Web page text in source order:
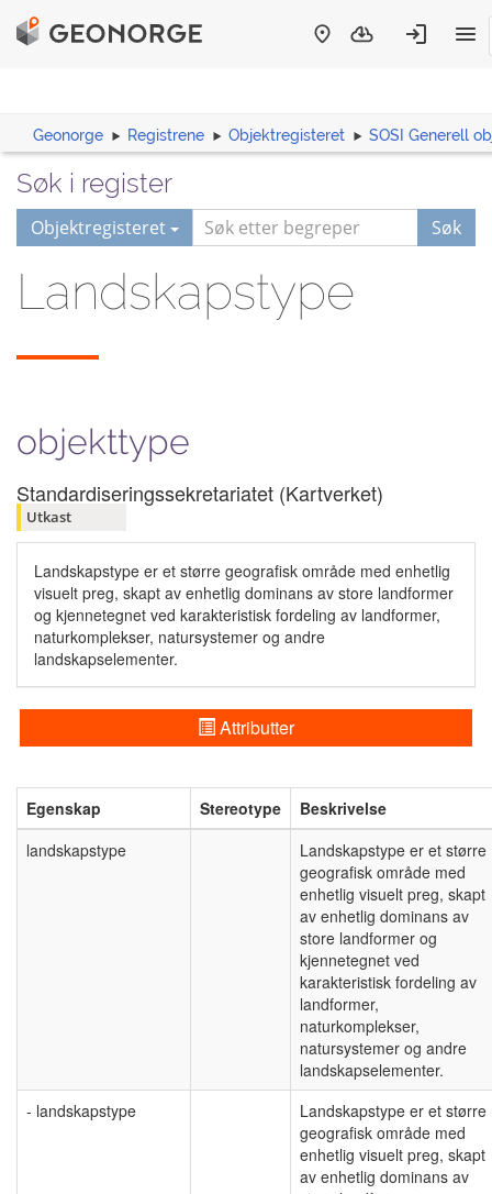
Geonorge Registrene Objektregisteret SOSI Generell
Søk i register
Objektregisteret Søk
Landskapstype
objekttype
Standardiseringssekretariatet (Kartverket)
Utkast
Landskapstype er et større geografisk område med enhetlig
visuelt preg, skapt av enhetlig dominans av store landformer
og kjennetegnet ved karakteristisk fordeling av landformer,
naturkomplekser, natursystemer og andre
landskapselementer.
Attributter
Egenskap Stereotype
Beskrivelse
landskapstype
Landskapstype er et større
geografisk område med
enhetlig visuelt preg, skapt
av enhetlig dominans av
store landformer og
kjennetegnet ved
karakteristisk fordeling av
landformer,
naturkomplekser,
natursystemer og andre
landskapselementer.
- landskapstype
Landskapstype er et større
geografisk område med
enhetlig visuelt preg, skapt
av enhetlig dominans av